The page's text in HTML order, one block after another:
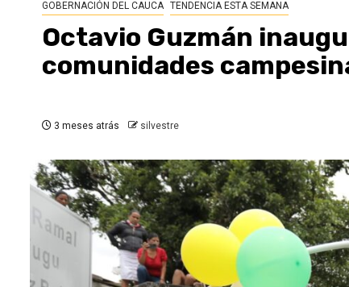
GOBERNACIÓN DEL CAUCA TENDENCIA ESTA SEMANA
Octavio Guzmán
comunidades
3 meses atrás silvestre